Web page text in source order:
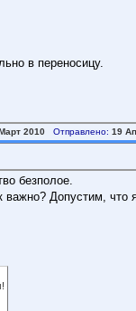
в переносицу.
2010 Отправлено: 19
безполое.
важно? Допустим, что